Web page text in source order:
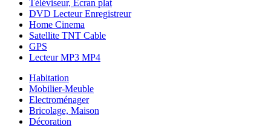
Téléviseur, Ecran plat
DVD Lecteur Enregistreur
Home Cinema
Satellite TNT Cable
GPS
Lecteur MP3 MP4
Habitation
Mobilier-Meuble
Electroménager
Bricolage, Maison
Décoration